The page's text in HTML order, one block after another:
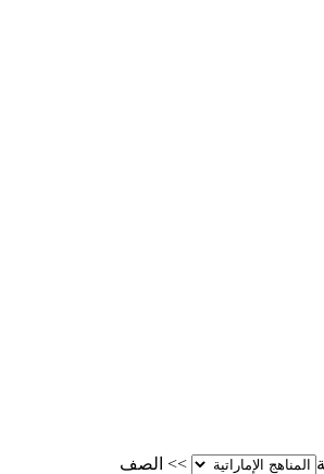
>>
الصف